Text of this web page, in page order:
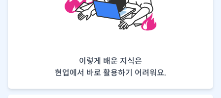
이렇게 배운 지식은
현업에서 바로 활용하기 어려워요.